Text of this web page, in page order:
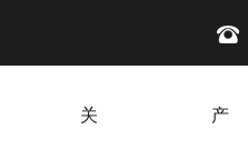
关 产